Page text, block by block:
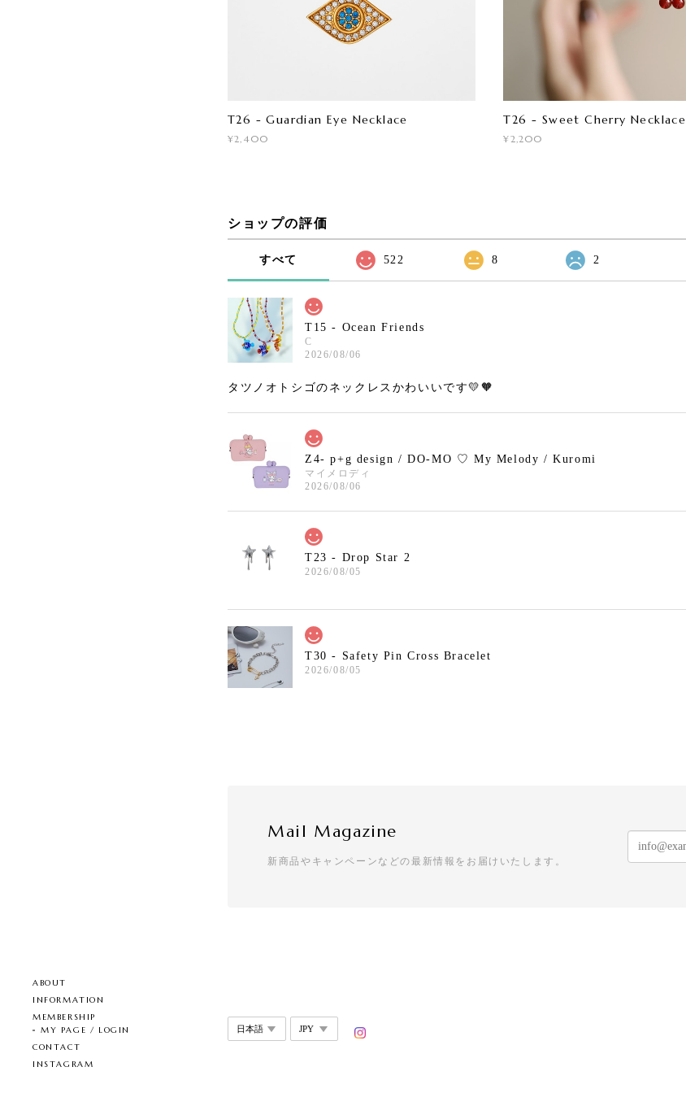
ABOUT
INFORMATION
MEMBERSHIP
MY PAGE / LOGIN
CONTACT
INSTAGRAM
T26 - Guardian Eye Necklace
¥2,400
T26 - Sweet Cherry Necklace
¥2,200
ショップの評価
すべて 522 8 2
T15 - Ocean Friends
C
2026/08/06
タツノオトシゴのネックレスかわいいです💛🧡
Z4- p+g design / DO-MO ♡ My Melody / Kuromi
マイメロディ
2026/08/06
T23 - Drop Star 2
2026/08/05
T30 - Safety Pin Cross Bracelet
2026/08/05
2026/08/02
Mail Magazine
新商品やキャンペーンなどの最新情報をお届けいたします。